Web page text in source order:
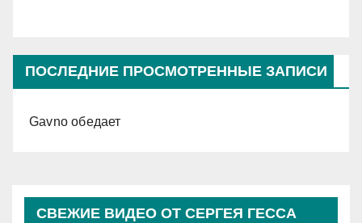
ПОСЛЕДНИЕ ПРОСМОТРЕННЫЕ ЗАПИСИ
Gavno обедает
СВЕЖИЕ ВИДЕО ОТ СЕРГЕЯ ГЕССА